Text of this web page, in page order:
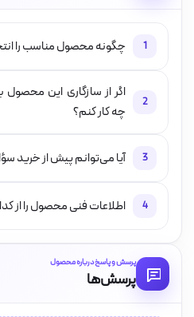
1 چگونه محصول مناسب را
2
اگر از سازگاری این محصول
چه کار کنم؟
3 آیا می‌توانم پیش از خرید
4 اطلاعات فنی محصول را از
پرسش و پاسخ درباره محصول
پرسش‌ها